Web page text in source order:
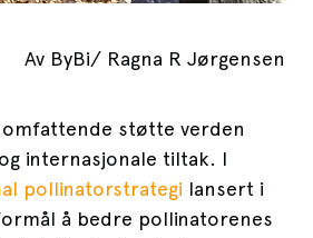
Av ByBi/ Ragna R Jørgensen
støtte verden
internasjonale tiltak. I
pollinatorstrategi lansert i
å bedre pollinatorenes